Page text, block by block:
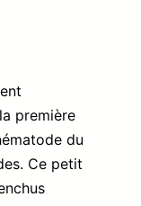
première
du
Ce petit